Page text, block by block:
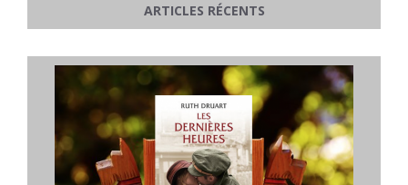
ARTICLES RÉCENTS